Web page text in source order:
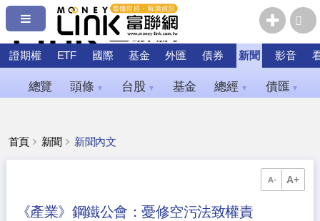
證期權 ETF 國際 基金 外匯 債券 新聞 影音
總覽 頭條 ▼ 台股 ▼ 基金 總經 ▼ 債匯 ▼
首頁 新聞 新聞內文
A- A+
《產業》鋼鐵公會：憂修空污法致權責